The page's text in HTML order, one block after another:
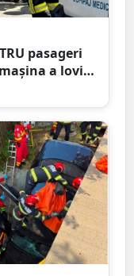
pasageri
a lovit